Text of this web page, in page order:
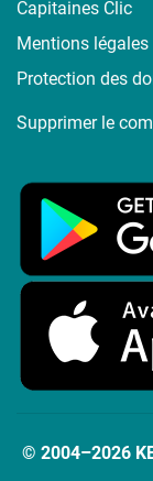
Capitaines Clic
Mentions légales
Protection des
Supprimer le
© 2004–2026